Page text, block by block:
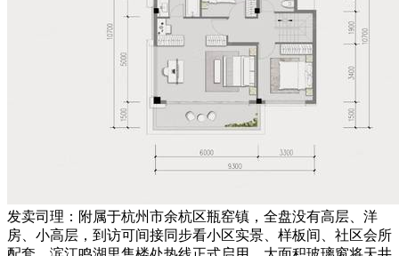
发卖司理：附属于杭州市余杭区瓶窑镇，全盘没有高层、洋
房、小高层，到访可间接同步看小区实景、样板间、社区会所